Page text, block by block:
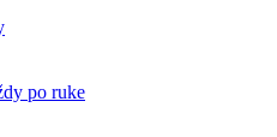
po ruke